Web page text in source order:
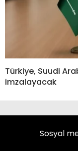
Türkiye, Suudi
imzalayacak
Sosyal